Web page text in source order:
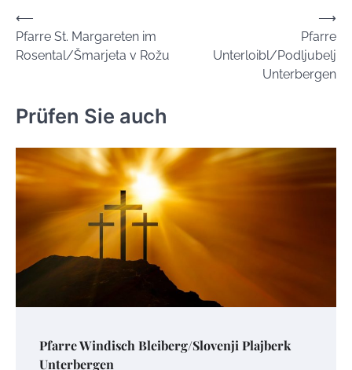
Beitrags-
Navigation
⟵
Pfarre St. Margareten im
Rosental/Šmarjeta v Rožu
Pfarre
Unterloibl/Podljubelj
Unterbergen
⟶
Prüfen Sie auch
Pfarre Windisch Bleiberg/Slovenji Plajberk
Unterbergen